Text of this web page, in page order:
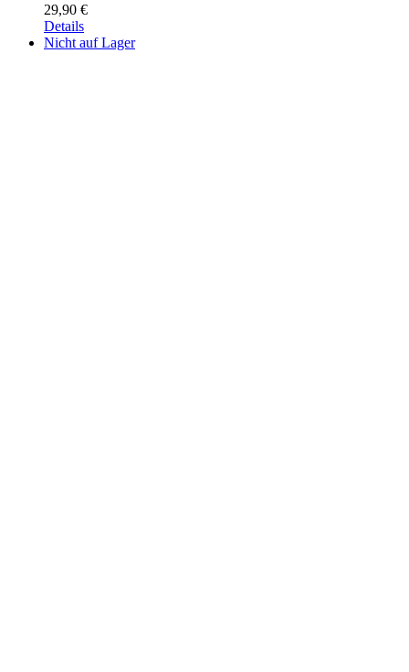
29,90 €
Details
Nicht auf Lager